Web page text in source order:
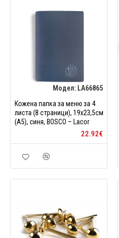
Модел: LA66865
Кожена папка за меню за 4
листа (8 страници), 19x23,5см
(A5), синя, BOSCO – Lacor
22.92€